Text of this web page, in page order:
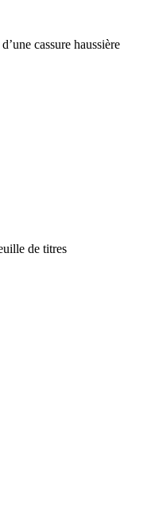
cassure haussière
de titres